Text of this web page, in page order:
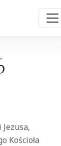
Kościoła